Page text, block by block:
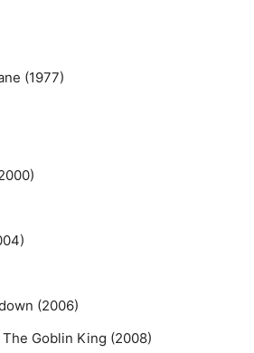
(1977)
(2006)
Goblin King (2008)